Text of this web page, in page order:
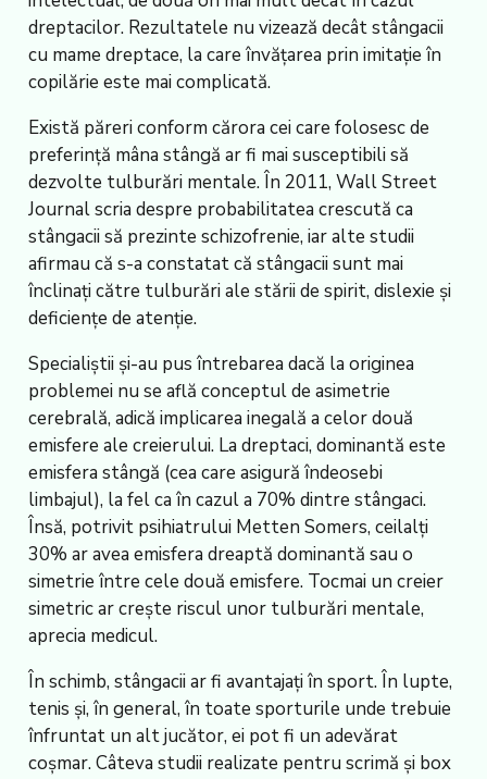
dreptacilor. Rezultatele nu vizează decât stângacii
cu mame dreptace, la care învățarea prin imitație în
copilărie este mai complicată.
Există păreri conform cărora cei care folosesc de
preferință mâna stângă ar fi mai susceptibili să
dezvolte tulburări mentale. În 2011, Wall Street
Journal scria despre probabilitatea crescută ca
stângacii să prezinte schizofrenie, iar alte studii
afirmau că s-a constatat că stângacii sunt mai
înclinați către tulburări ale stării de spirit, dislexie și
deficiențe de atenție.
Specialiștii și-au pus întrebarea dacă la originea
problemei nu se află conceptul de asimetrie
cerebrală, adică implicarea inegală a celor două
emisfere ale creierului. La dreptaci, dominantă este
emisfera stângă (cea care asigură îndeosebi
limbajul), la fel ca în cazul a 70% dintre stângaci.
Însă, potrivit psihiatrului Metten Somers, ceilalți
30% ar avea emisfera dreaptă dominantă sau o
simetrie între cele două emisfere. Tocmai un creier
simetric ar crește riscul unor tulburări mentale,
aprecia medicul.
În schimb, stângacii ar fi avantajați în sport. În lupte,
tenis și, în general, în toate sporturile unde trebuie
înfruntat un alt jucător, ei pot fi un adevărat
coșmar. Câteva studii realizate pentru scrimă și box